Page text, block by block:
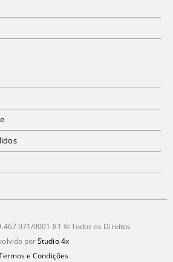
0001-81 © Todos os Direitos
porStudio 4x
e Condições